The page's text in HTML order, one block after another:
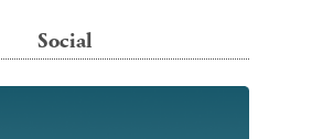
Social